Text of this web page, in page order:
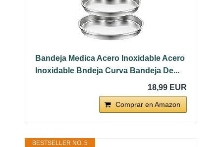
Bandeja Medica Acero Inoxidable Acero
Inoxidable Bndeja Curva Bandeja De...
18,99 EUR
Comprar en Amazon
BESTSELLER NO. 5